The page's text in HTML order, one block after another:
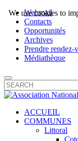
Webmail
Contacts
Opportunités
Archives
Prendre rendez-
Médiathèque
ACCUEIL
COMMUNES
Littoral
We use cookies to